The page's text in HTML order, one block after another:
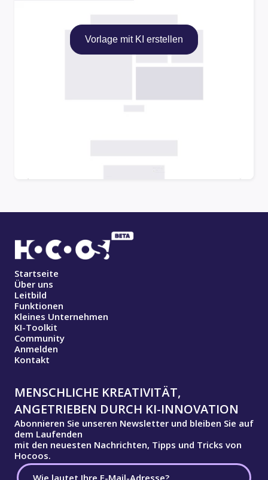
Vorlage mit KI erstellen
Startseite
Über uns
Leitbild
Funktionen
Kleines Unternehmen
KI-Toolkit
Community
Anmelden
Kontakt
MENSCHLICHE KREATIVITÄT,
ANGETRIEBEN DURCH KI-INNOVATION
Abonnieren Sie unseren Newsletter und bleiben Sie auf
dem Laufenden
mit den neuesten Nachrichten, Tipps und Tricks von
Hocoos.